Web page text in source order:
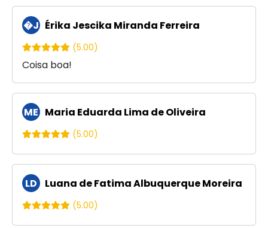
�J Érika Jescika Miranda Ferreira
(5.00)
Coisa boa!
ME Maria Eduarda Lima de Oliveira
(5.00)
LD Luana de Fatima Albuquerque Moreira
(5.00)